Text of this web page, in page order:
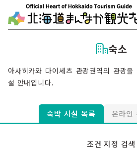
숙소
아사히카와 다이세츠 관광권역의 관광
설 안내입니다.
숙박 시설 목록 온라인
조건 지정 검색